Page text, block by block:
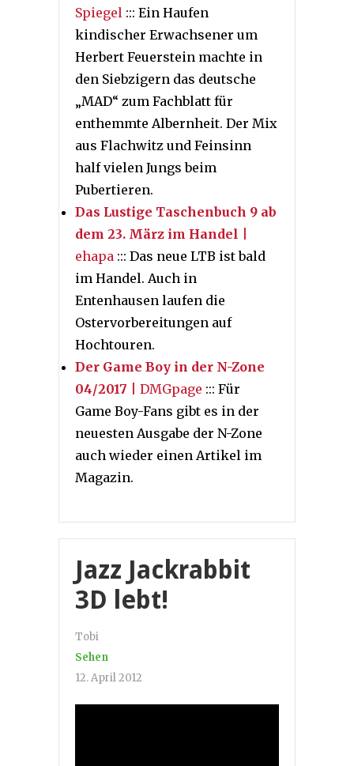
Spiegel ::: Ein Haufen
kindischer Erwachsener um
Herbert Feuerstein machte in
den Siebzigern das deutsche
„MAD“ zum Fachblatt für
enthemmte Albernheit. Der Mix
aus Flachwitz und Feinsinn
half vielen Jungs beim
Pubertieren.
Das Lustige Taschenbuch 9 ab
dem 23. März im Handel
ehapa ::: Das neue LTB ist bald
im Handel. Auch in
Entenhausen laufen die
Ostervorbereitungen auf
Hochtouren.
Der Game Boy in der N-Zone
04/2017 | DMGpage ::: Für
Game Boy-Fans gibt es in der
neuesten Ausgabe der N-Zone
auch wieder einen Artikel im
Magazin.
Jazz Jackrabbit
3D lebt!
Tobi
Sehen
12. April 2012